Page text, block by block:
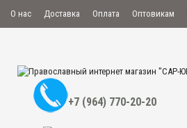
О нас Доставка Оплата Оптовикам
+7 (964) 770-20-20